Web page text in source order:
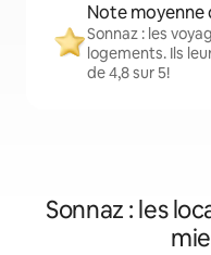
Note moyenne
Sonnaz : les
logements. Ils
de 4,8 sur 5!
Sonnaz : les